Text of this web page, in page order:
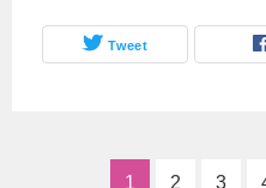
Tweet
1 2 3